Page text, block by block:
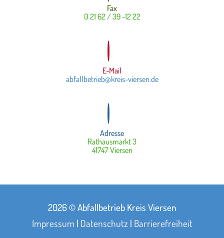
Fax
0 21 62 / 39 -12 22
E-Mail
abfallbetrieb@kreis-viersen.de
Adresse
Rathausmarkt 3
41747 Viersen
2026 © Abfallbetrieb Kreis Viersen
Impressum | Datenschutz | Barrierefreiheit